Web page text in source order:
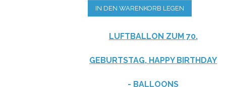
IN DEN WARENKORB LEGEN
LUFTBALLON ZUM 70.
GEBURTSTAG, HAPPY BIRTHDAY
- BALLOONS